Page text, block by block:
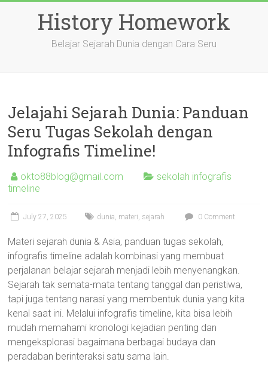
History Homework
Belajar Sejarah Dunia dengan Cara Seru
Jelajahi Sejarah Dunia: Panduan
Seru Tugas Sekolah dengan
Infografis Timeline!
okto88blog@gmail.com
sekolah infografis
timeline
July 27, 2025 dunia, materi, sejarah 0 Comment
Materi sejarah dunia & Asia, panduan tugas sekolah,
infografis timeline adalah kombinasi yang membuat
perjalanan belajar sejarah menjadi lebih menyenangkan.
Sejarah tak semata-mata tentang tanggal dan peristiwa,
tapi juga tentang narasi yang membentuk dunia yang kita
kenal saat ini. Melalui infografis timeline, kita bisa lebih
mudah memahami kronologi kejadian penting dan
mengeksplorasi bagaimana berbagai budaya dan
peradaban berinteraksi satu sama lain.